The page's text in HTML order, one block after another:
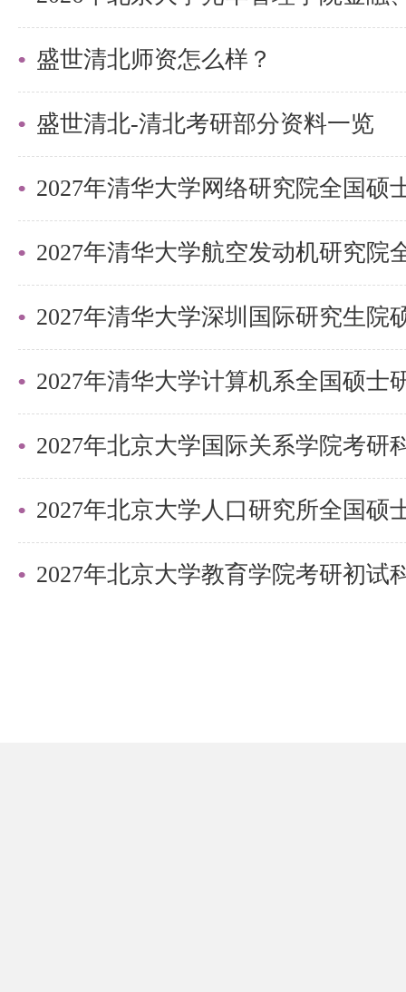
盛世清北师资怎么样？
盛世清北-清北考研部分资料一览
2027年清华大学深圳国际研究生院
2027年北京大学国际关系学院考研
2027年北京大学教育学院考研初试